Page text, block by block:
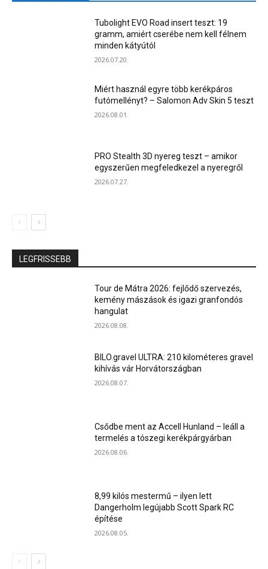
Tubolight EVO Road insert teszt: 19
gramm, amiért cserébe nem kell félnem
minden kátyútól
2026.07.20.
Miért használ egyre több kerékpáros
futómellényt? – Salomon Adv Skin 5 teszt
2026.08.01.
PRO Stealth 3D nyereg teszt – amikor
egyszerűen megfeledkezel a nyeregről
2026.07.27.
LEGFRISSEBB
Tour de Mátra 2026: fejlődő szervezés,
kemény mászások és igazi granfondós
hangulat
2026.08.08.
BILO.gravel ULTRA: 210 kilométeres gravel
kihívás vár Horvátországban
2026.08.07.
Csődbe ment az Accell Hunland – leáll a
termelés a tószegi kerékpárgyárban
2026.08.06.
8,99 kilós mestermű – ilyen lett
Dangerholm legújabb Scott Spark RC
építése
2026.08.05.